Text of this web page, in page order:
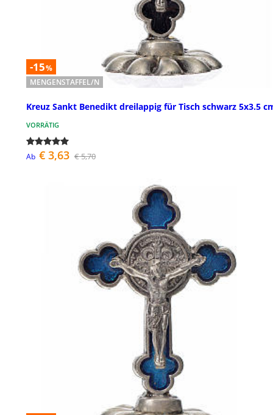
-15%
MENGENSTAFFEL/N
Kreuz Sankt Benedikt dreilappig für Tisch schwarz 5x3.5
VORRÄTIG
Ab € 3,63 € 5,70